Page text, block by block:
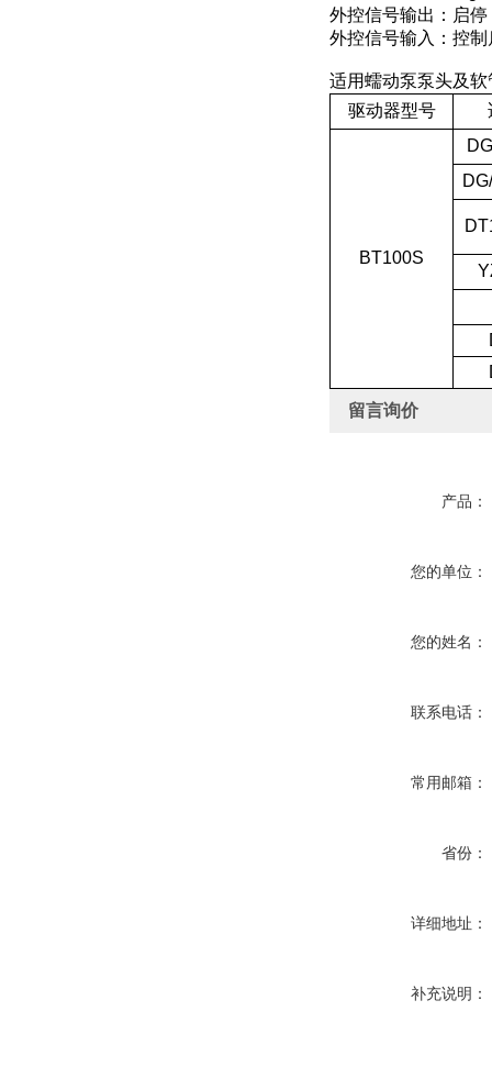
外控信号输出：启
外控信号输入：控
适用蠕动泵泵头及
驱动器型号
BT100S
留言询价
产品：
您的单位：
您的姓名：
联系电话：
常用邮箱：
省份：
详细地址：
补充说明：